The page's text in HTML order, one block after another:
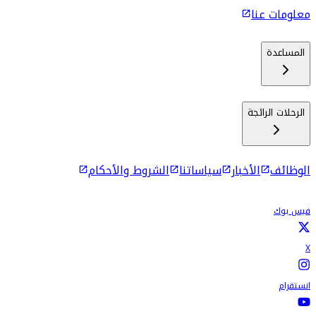
معلومات عنا
المساعدة
الرحلات الرائجة
الوظائف الأخبار سياساتنا الشروط والأحكام
فيس بوك
X
انستقرام